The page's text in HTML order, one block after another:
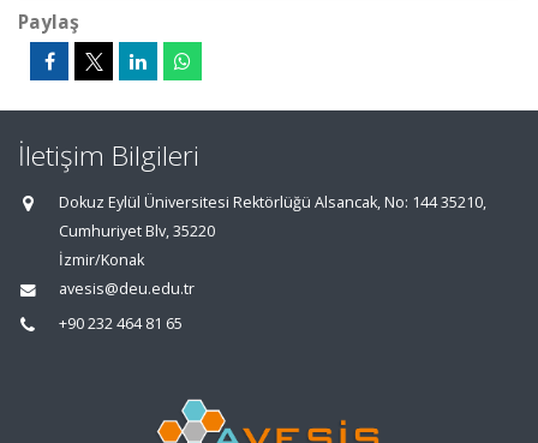
Paylaş
İletişim Bilgileri
Dokuz Eylül Üniversitesi Rektörlüğü Alsancak, No: 144 35210,
Cumhuriyet Blv, 35220
İzmir/Konak
avesis@deu.edu.tr
+90 232 464 81 65